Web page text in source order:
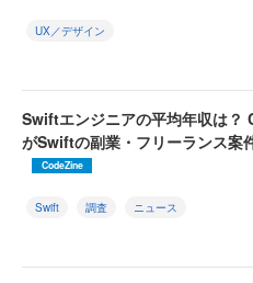
UX／デザイン
Swiftエンジニアの平均年収は？
がSwiftの副業・フリーランス案
CodeZine
Swift 調査 ニュース